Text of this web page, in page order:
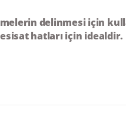
delinmesi için
hatları için idealdir.